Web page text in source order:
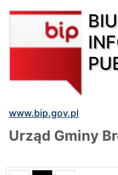
www.bip.gov.pl
Urząd Gminy